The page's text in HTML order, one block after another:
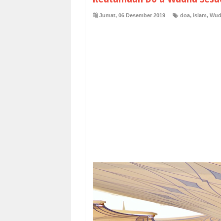
Jumat, 06 Desember 2019 doa, islam,